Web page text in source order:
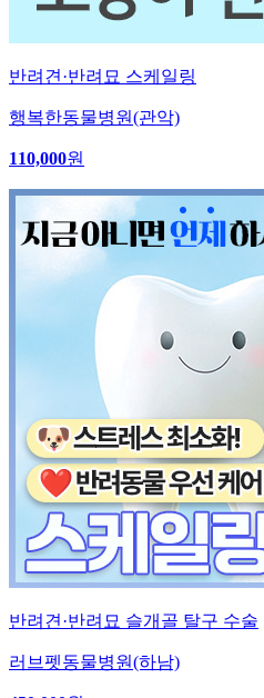
반려견·반려묘 스케일링
행복한동물병원(관악)
110,000원
반려견·반려묘 슬개골 탈구 수술
러브펫동물병원(하남)